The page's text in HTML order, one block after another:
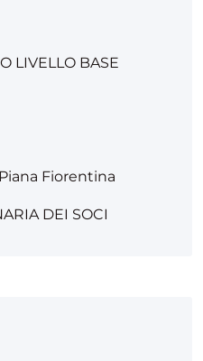
LIVELLO BASE
Fiorentina
DEI SOCI